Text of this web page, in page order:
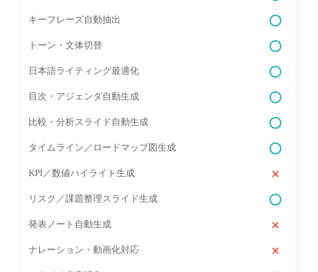
キーフレーズ自動抽出
トーン・文体切替
日本語ライティング最適化
目次・アジェンダ自動生成
比較・分析スライド自動生成
タイムライン／ロードマップ図生成
KPI／数値ハイライト生成
リスク／課題整理スライド生成
発表ノート自動生成
ナレーション・動画化対応